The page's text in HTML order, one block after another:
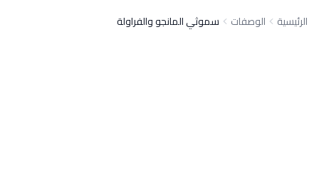
الرئيسية الوصفات سموثي المانجو والفراولة